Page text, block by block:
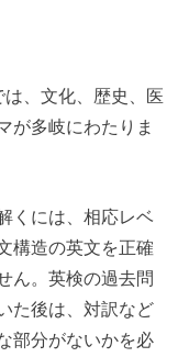
、文化、歴史、医
が多岐にわたりま
くには、相応レベ
構造の英文を正確
ん。英検の過去問
た後は、対訳など
部分がないかを必